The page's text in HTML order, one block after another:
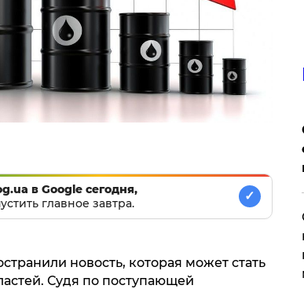
в Google сегодня,
главное завтра.
✓
новость, которая может стать
Судя по поступающей